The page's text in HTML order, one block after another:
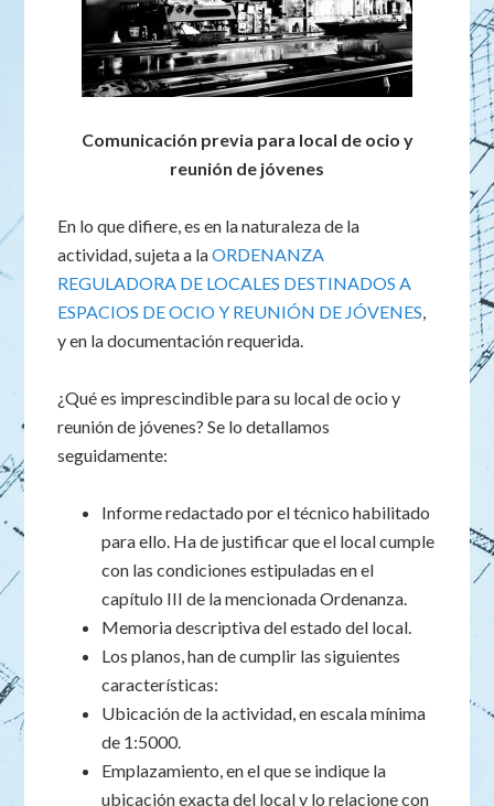
Comunicación previa para local de ocio y
reunión de jóvenes
En lo que difiere, es en la naturaleza de la
actividad, sujeta a laORDENANZA
REGULADORA DE LOCALES DESTINADOS A
ESPACIOS DE OCIO Y REUNIÓN DE JÓVENES,
y en la documentación requerida.
¿Qué es imprescindible para su local de ocio y
reunión de jóvenes? Se lo detallamos
seguidamente:
Informe redactado por el técnico habilitado
para ello. Ha de justificar que el local cumple
con las condiciones estipuladas en el
capítulo III de la mencionada Ordenanza.
Memoria descriptiva del estado del local.
Los planos, han de cumplir las siguientes
características:
Ubicación de la actividad, en escala mínima
de 1:5000.
Emplazamiento, en el que se indique la
ubicación exacta del local y lo relacione con